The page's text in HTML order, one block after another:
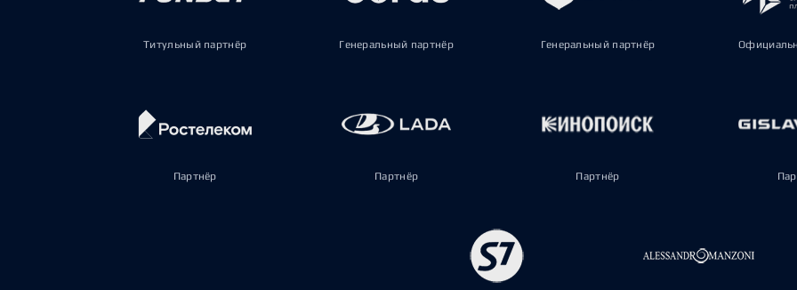
Титульный партнёр Генеральный партнёр Генеральный партнёр
Партнёр Партнёр Партнёр